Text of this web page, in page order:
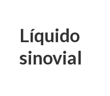
Líquido
sinovial